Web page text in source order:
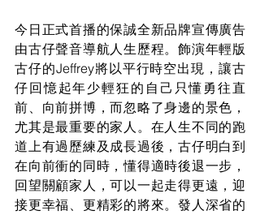
今日正式首播的保誠全新品牌宣傳廣告
由古仔聲音導航人生歷程。飾演年輕版
古仔的Jeffrey將以平行時空出現，讓古
仔回憶起年少輕狂的自己只懂勇往直
前、向前拼博，而忽略了身邊的景色，
尤其是最重要的家人。在人生不同的跑
道上有過歷練及成長過後，古仔明白到
在向前衝的同時，懂得適時後退一步，
回望關顧家人，可以一起走得更遠，迎
接更幸福、更精彩的將來。發人深省的